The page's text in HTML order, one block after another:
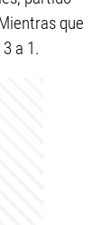
que
a 1.